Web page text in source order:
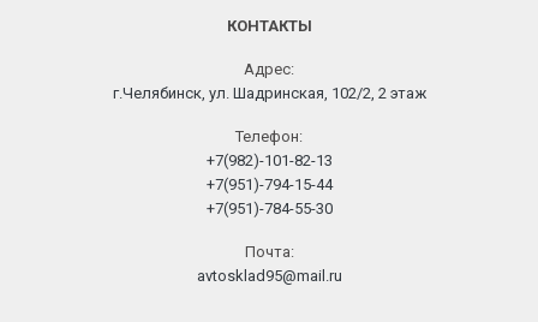
КОНТАКТЫ
Адрес:
г.Челябинск, ул. Шадринская, 102/2, 2 этаж
Телефон:
+7(982)-101-82-13
+7(951)-794-15-44
+7(951)-784-55-30
Почта:
avtosklad95@mail.ru